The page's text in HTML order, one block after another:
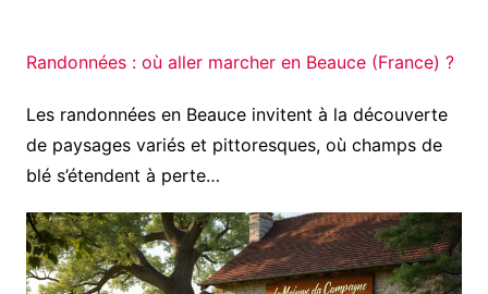
Randonnées : où aller marcher en Beauce (France) ?
Les randonnées en Beauce invitent à la découverte
de paysages variés et pittoresques, où champs de
blé s’étendent à perte…